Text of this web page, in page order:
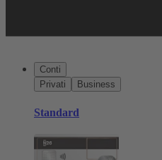
Conti
Privati
Business
Standard